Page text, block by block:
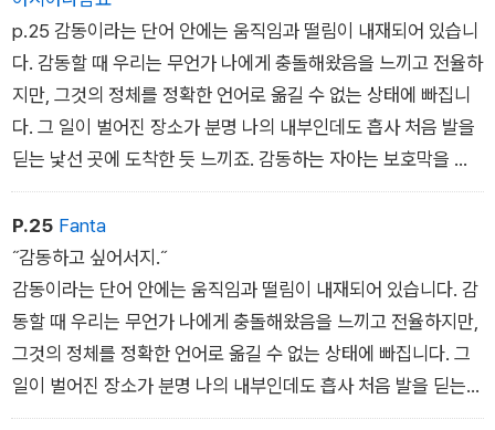
p.25 감동이라는 단어 안에는 움직임과 떨림이 내재되어 있습니
다. 감동할 때 우리는 무언가 나에게 충돌해왔음을 느끼고 전율하
지만, 그것의 정체를 정확한 언어로 옮길 수 없는 상태에 빠집니
다. 그 일이 벌어진 장소가 분명 나의 내부인데도 흡사 처음 발을
딛는 낯선 곳에 도착한 듯 느끼죠. 감동하는 자아는 보호막을 잊
고 스스로를 무언가에 찔리도록 개방합니다. 감동할 때 우리는 필
연적으로 흔들리며, 흔들리기 때문에 중심을 새로이 잡아야 할 내
면의 필요와 마주합니다. 예전과 다른 내적 질서를 가진 사람이
될 가능성의 문이 열리는 것이죠. 시리 허스트베트siri Hustvedt
가 살다, 생각하다, 바라보다』에서 쓴 다음 문장은 ‘책‘ 자리에 ‘그
림‘을 넣어도 유효합니다.
어떤 이유에서든 우리의 삶을 재배열할 힘을 갖지 못한 다른 책들
은 주로 완전히 잊힌다. 하지만 우리와 함께 머무는 책은 우리가
P.25 Fanta
˝감동하고 싶어서지.˝
감동이라는 단어 안에는 움직임과 떨림이 내재되어 있습니다. 감
동할 때 우리는 무언가 나에게 충돌해왔음을 느끼고 전율하지만,
그것의 정체를 정확한 언어로 옮길 수 없는 상태에 빠집니다. 그
일이 벌어진 장소가 분명 나의 내부인데도 흡사 처음 발을 딛는
낯선 곳에 도착한 듯 느끼죠. 감동하는 자아는 보호막을 잊고 스